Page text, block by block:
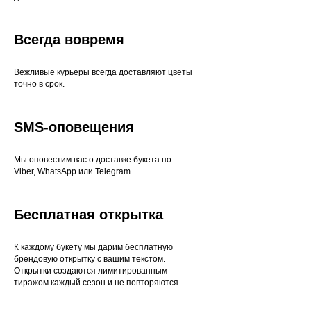
Всегда вовремя
Вежливые курьеры всегда доставляют цветы
точно в срок.
SMS-оповещения
Мы оповестим вас о доставке букета по
Viber, WhatsApp или Telegram.
Бесплатная открытка
К каждому букету мы дарим бесплатную
брендовую открытку с вашим текстом.
Открытки создаются лимитированным
тиражом каждый сезон и не повторяются.